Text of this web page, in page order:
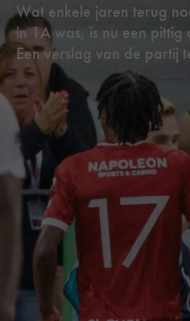
Wat enkele jaren terug
in 1A was, is nu een pittig
Een verslag van de partij